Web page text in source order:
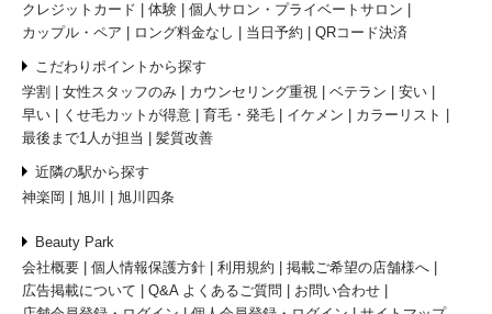
クレジットカード
体験
個人サロン・プライベートサロン
カップル・ペア
ロング料金なし 当日予約 QRコード決済
こだわりポイントから探す
学割
女性スタッフのみ カウンセリング重視 ベテラン
安い
早い
くせ毛カットが得意 育毛・発毛 イケメン
カラーリスト
最後まで1人が担当
髪質改善
近隣の駅から探す
神楽岡
旭川 旭川四条
Beauty Park
会社概要
個人情報保護方針 利用規約
掲載ご希望の店舗様へ
広告掲載について
Q&A よくあるご質問
お問い合わせ